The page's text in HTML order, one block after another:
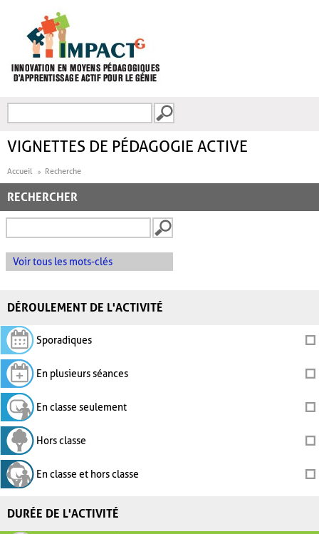
FORMULAIRE DE
VIGNETTES DE PÉDAGOGIE ACTIVE
Accueil Recherche
RECHERCHER
Voir tous les mots-clés
DÉROULEMENT DE L'ACTIVITÉ
Sporadiques
En plusieurs séances
En classe seulement
Hors classe
En classe et hors classe
DURÉE DE L'ACTIVITÉ